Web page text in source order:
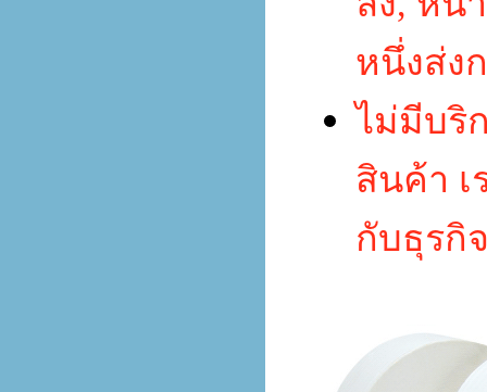
หนึ่งส่ง
ไม่มีบริ
สินค้า
กับธุรกิ